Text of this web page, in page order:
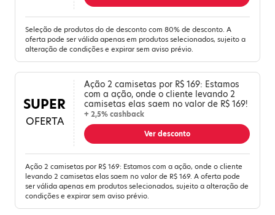
Seleção de produtos do de desconto com 80% de desconto. A
oferta pode ser válida apenas em produtos selecionados, sujeito a
alteração de condições e expirar sem aviso prévio.
SUPER
OFERTA
Ação 2 camisetas por R$ 169: Estamos
com a ação, onde o cliente levando 2
camisetas elas saem no valor de R$ 169!
+ 2,5% cashback
Ver desconto
Ação 2 camisetas por R$ 169: Estamos com a ação, onde o cliente
levando 2 camisetas elas saem no valor de R$ 169. A oferta pode
ser válida apenas em produtos selecionados, sujeito a alteração de
condições e expirar sem aviso prévio.